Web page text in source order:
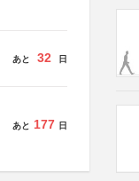
あと 32 日
あと 177 日